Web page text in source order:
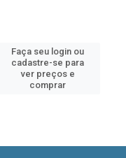
Faça seu login ou
cadastre-se para
ver preços e
comprar